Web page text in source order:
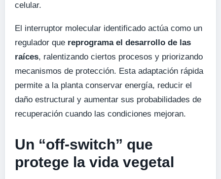
celular.
El interruptor molecular identificado actúa como un
regulador que reprograma el desarrollo de las
raíces, ralentizando ciertos procesos y priorizando
mecanismos de protección. Esta adaptación rápida
permite a la planta conservar energía, reducir el
daño estructural y aumentar sus probabilidades de
recuperación cuando las condiciones mejoran.
Un “off-switch” que
protege la vida vegetal